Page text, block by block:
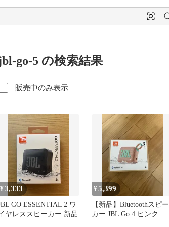
go-5 の検索結果
販売中のみ表示
¥3,333
GO ESSENTIAL 2 ワ
ヤレススピーカー 新品
¥5,399
【新品】Bluetoothスピー
カー JBL Go 4 ピンク